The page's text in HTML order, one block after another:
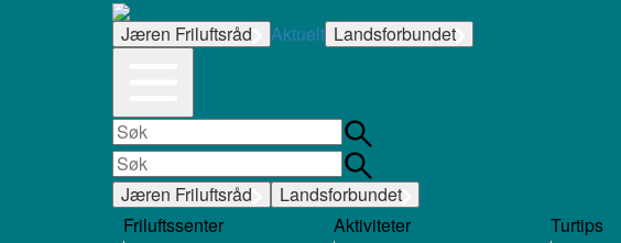
Jæren Friluftsråd Aktuelt Landsforbundet
Jæren Friluftsråd
Landsforbundet
Friluftssenter
Aktiviteter
Turtips